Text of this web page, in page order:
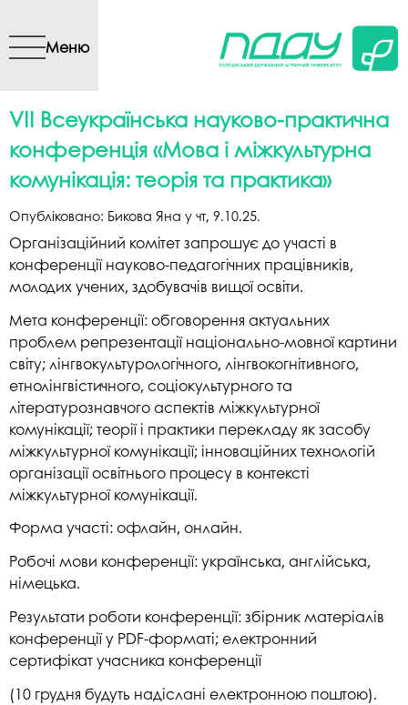
вмісту
Меню
VII Всеукраїнська науково-практична
конференція «Мова і міжкультурна
комунікація: теорія та практика»
Опубліковано: Бикова Яна у чт, 9.10.25.
Організаційний комітет запрошує до участі в
конференції науково-педагогічних працівників,
молодих учених, здобувачів вищої освіти.
Мета конференції: обговорення актуальних
проблем репрезентації національно-мовної картини
світу; лінгвокультурологічного, лінгвокогнітивного,
етнолінгвістичного, соціокультурного та
літературознавчого аспектів міжкультурної
комунікації; теорії і практики перекладу як засобу
міжкультурної комунікації; інноваційних технологій
організації освітнього процесу в контексті
міжкультурної комунікації.
Форма участі: офлайн, онлайн.
Робочі мови конференції: українська, англійська,
німецька.
Результати роботи конференції: збірник матеріалів
конференції у PDF-форматі; електронний
сертифікат учасника конференції
(10 грудня будуть надіслані електронною поштою).